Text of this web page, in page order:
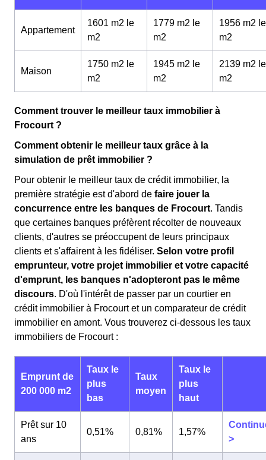
Appartement
1601 m2 le
m2
1779 m2 le
m2
1956 m2 le
m2
Maison
1750 m2 le
m2
1945 m2 le
m2
2139 m2 le
m2
Comment trouver le meilleur taux immobilier à
Frocourt ?
Comment obtenir le meilleur taux grâce à la
simulation de prêt immobilier ?
Pour obtenir le meilleur taux de crédit immobilier, la
première stratégie est d'abord de faire jouer la
concurrence entre les banques de Frocourt. Tandis
que certaines banques préfèrent récolter de nouveaux
clients, d'autres se préoccupent de leurs principaux
clients et s'affairent à les fidéliser. Selon votre profil
emprunteur, votre projet immobilier et votre capacité
d'emprunt, les banques n'adopteront pas le même
discours. D'où l'intérêt de passer par un courtier en
crédit immobilier à Frocourt et un comparateur de crédit
immobilier en amont. Vous trouverez ci-dessous les taux
immobiliers de Frocourt :
Emprunt de
200 000 m2
Taux le
plus
bas
Taux
moyen
Taux le
plus
haut
Prêt sur 10
ans
0,51% 0,81% 1,57%
>